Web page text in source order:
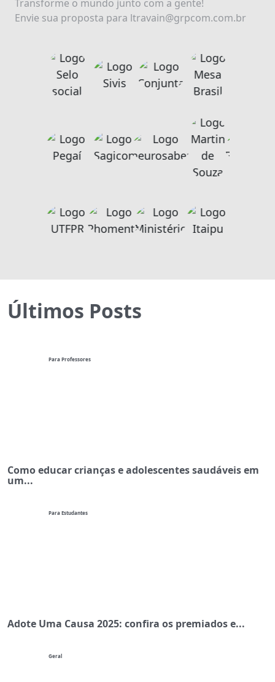
Transforme o mundo junto com a gente!
Envie sua proposta para ltravain@grpcom.com.br
Últimos Posts
Para Professores
Como educar crianças e adolescentes saudáveis em
um...
Para Estudantes
Adote Uma Causa 2025: confira os premiados e...
Geral